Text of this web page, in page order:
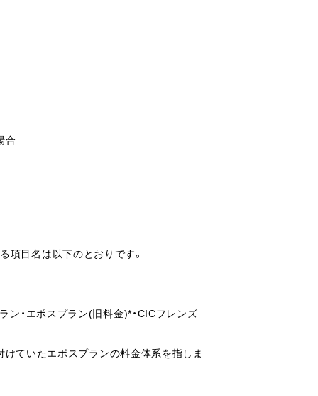
合
項目名は以下のとおりです。
ン・エポスプラン(旧料金)*・CICフレンズ
ていたエポスプランの料金体系を指しま